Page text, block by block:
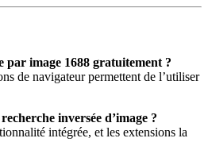
par image 1688 gratuitement ?
de navigateur permettent de l’utiliser
inversée d’image ?
intégrée, et les extensions la